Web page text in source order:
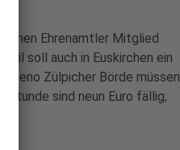
Ehrenamtler Mitglied
soll auch in Euskirchen ein
Geno Zülpicher Börde müssen
sind neun Euro fällig,